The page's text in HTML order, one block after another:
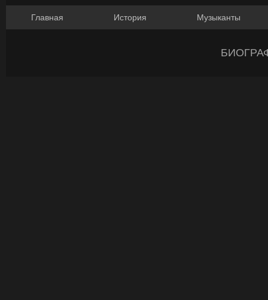
Главная История Музыканты